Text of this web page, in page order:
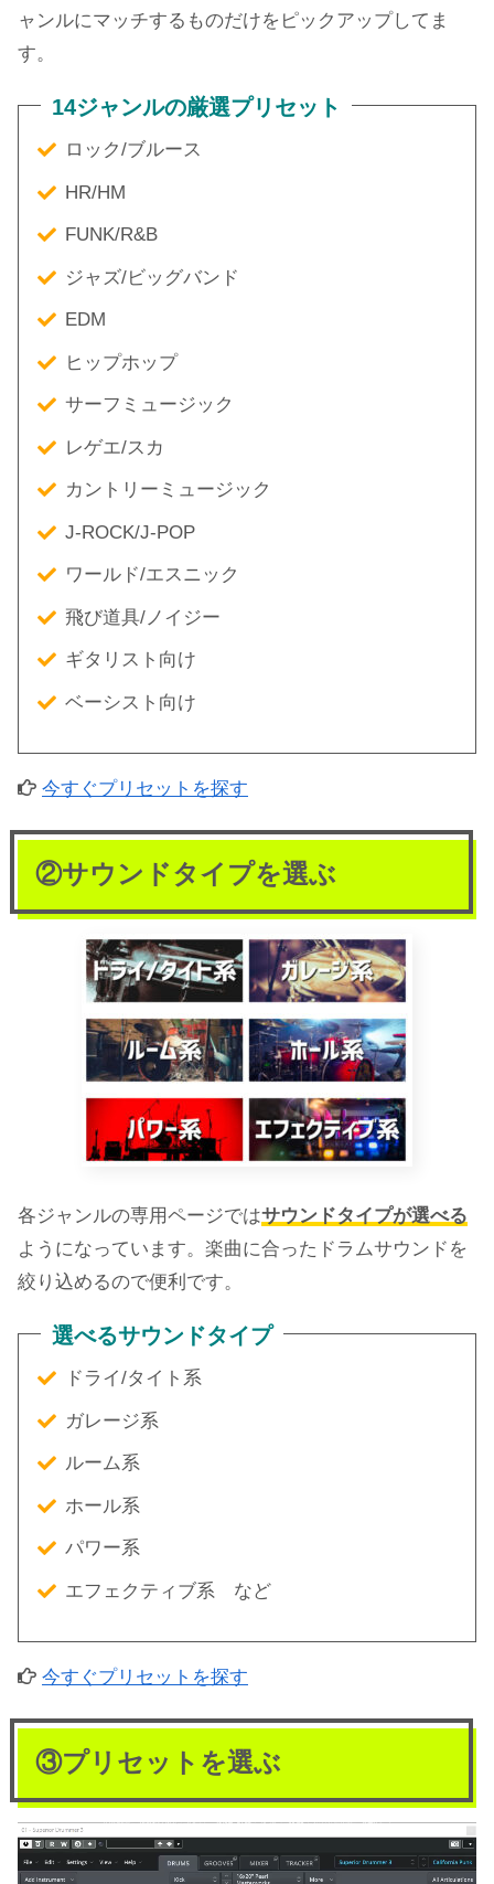
ャンルにマッチするものだけをピックアップしてま
す。
14ジャンルの厳選プリセット
ロック/ブルース
HR/HM
FUNK/R&B
ジャズ/ビッグバンド
EDM
ヒップホップ
サーフミュージック
レゲエ/スカ
カントリーミュージック
J-ROCK/J-POP
ワールド/エスニック
飛び道具/ノイジー
ギタリスト向け
ベーシスト向け
今すぐプリセットを探す
②サウンドタイプを選ぶ
各ジャンルの専用ページではサウンドタイプが選べる
ようになっています。楽曲に合ったドラムサウンドを
絞り込めるので便利です。
選べるサウンドタイプ
ドライ/タイト系
ガレージ系
ルーム系
ホール系
パワー系
エフェクティブ系 など
今すぐプリセットを探す
③プリセットを選ぶ
動
画